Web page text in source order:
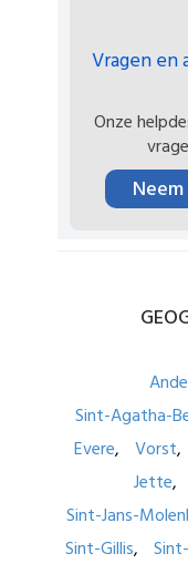
Vragen en
Onze
Sint-Agatha-
Evere
Vorst
Jette
Sint-Jans-
Sint-Gillis